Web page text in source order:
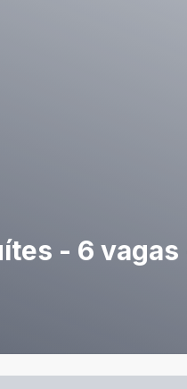
- 6